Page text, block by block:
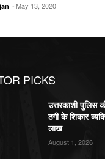
-May 13, 2020
PICKS
उत्तरकाशी पुलिस
ठगी के शिकार
लाख
August 1, 2026